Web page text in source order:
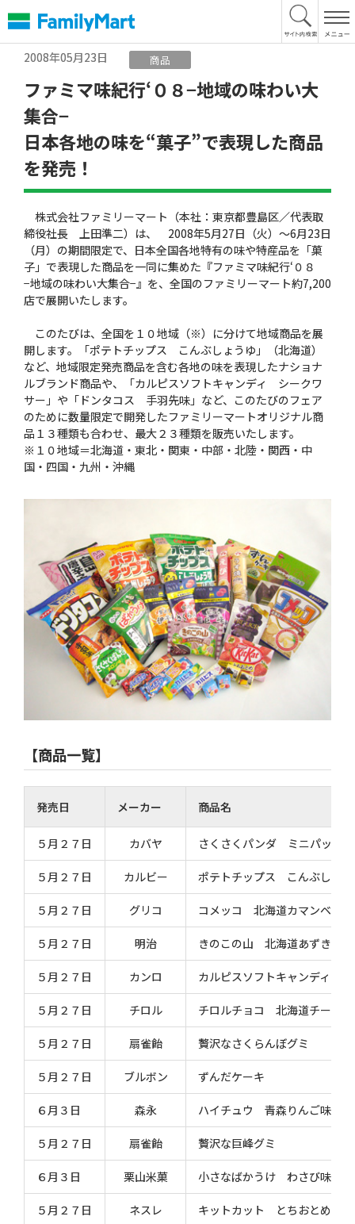
文
へ
2008年05月23日
商品
ファミマ味紀行‘０８−地域の味わい大
集合−
日本各地の味を“菓子”で表現した商品
を発売！
株式会社ファミリーマート（本社：東京都豊島区／代表取
締役社長 上田準二）は、 2008年5月27日（火）〜6月23日
（月）の期間限定で、日本全国各地特有の味や特産品を「菓
子」で表現した商品を一同に集めた『ファミマ味紀行‘０８
−地域の味わい大集合−』を、全国のファミリーマート約7,200
店で展開いたします。
このたびは、全国を１０地域（※）に分けて地域商品を展
開します。「ポテトチップス こんぶしょうゆ」（北海道）
など、地域限定発売商品を含む各地の味を表現したナショナ
ルブランド商品や、「カルピスソフトキャンディ シークワ
サー」や「ドンタコス 手羽先味」など、このたびのフェア
のために数量限定で開発したファミリーマートオリジナル商
品１３種類も合わせ、最大２３種類を販売いたします。
※１０地域＝北海道・東北・関東・中部・北陸・関西・中
国・四国・九州・沖縄
【商品一覧】
発売日 メーカー 商品名
５月２７日 カバヤ さくさくパンダ ミニパック
５月２７日 カルビー ポテトチップス こんぶしょ
５月２７日 グリコ コメッコ 北海道カマンベール
５月２７日 明治 きのこの山 北海道あずき味
５月２７日 カンロ カルピスソフトキャンディ ミ
５月２７日 チロル チロルチョコ 北海道チーズ
５月２７日 扇雀飴 贅沢なさくらんぼグミ
５月２７日 ブルボン ずんだケーキ
６月３日 森永 ハイチュウ 青森りんご味
５月２７日 扇雀飴 贅沢な巨峰グミ
６月３日 栗山米菓 小さなばかうけ わさび味
５月２７日 ネスレ キットカット とちおとめ